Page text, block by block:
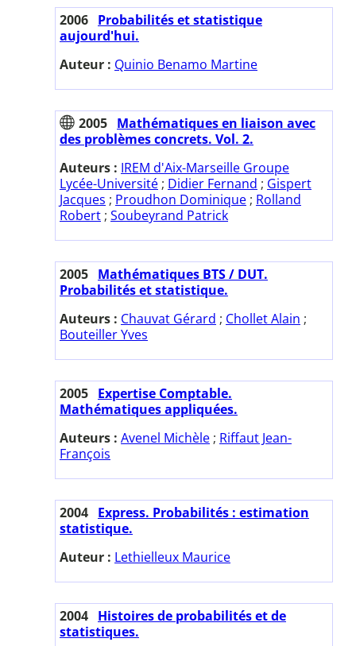
2006 Probabilités et statistique
aujourd'hui.
Auteur : Quinio Benamo Martine
2005 Mathématiques en liaison avec
des problèmes concrets. Vol. 2.
Auteurs : IREM d'Aix-Marseille Groupe
Lycée-Université ; Didier Fernand ; Gispert
Jacques ; Proudhon Dominique ; Rolland
Robert ; Soubeyrand Patrick
2005 Mathématiques BTS / DUT.
Probabilités et statistique.
Auteurs : Chauvat Gérard ; Chollet Alain ;
Bouteiller Yves
2005 Expertise Comptable.
Mathématiques appliquées.
Auteurs : Avenel Michèle ; Riffaut Jean-
François
2004 Express. Probabilités : estimation
statistique.
Auteur : Lethielleux Maurice
2004 Histoires de probabilités et de
statistiques.